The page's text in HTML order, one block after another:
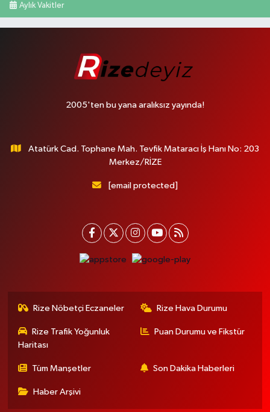
Aylık Vakitler
2005'ten bu yana aralıksız yayında!
Atatürk Cad. Tophane Mah. Tevfik Mataracı İş Hanı No: 203
Merkez/RİZE
[email protected]
Rize Nöbetçi Eczaneler Rize Hava Durumu
Rize Trafik Yoğunluk
Haritası
Puan Durumu ve Fikstür
Tüm Manşetler Son Dakika Haberleri
Haber Arşivi